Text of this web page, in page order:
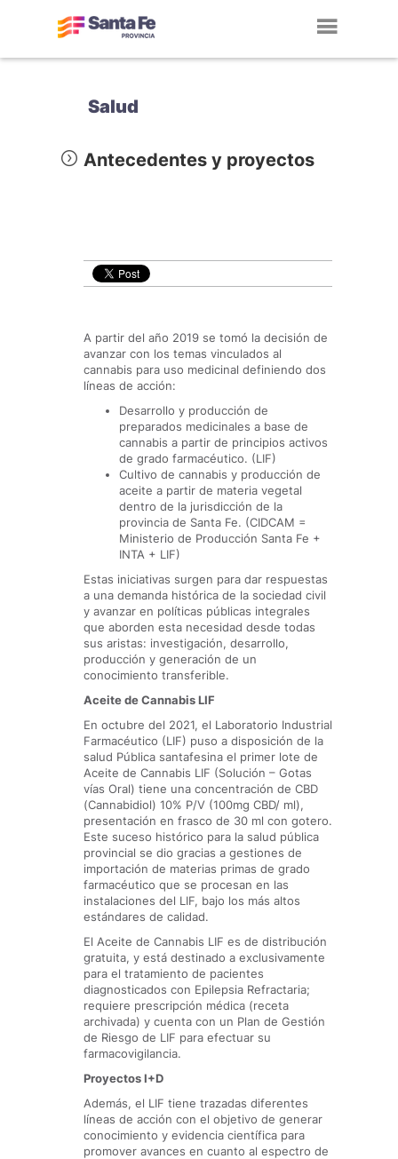
Salud
Antecedentes y proyectos
A partir del año 2019 se tomó la decisión de
avanzar con los temas vinculados al
cannabis para uso medicinal definiendo dos
líneas de acción:
Desarrollo y producción de
preparados medicinales a base de
cannabis a partir de principios activos
de grado farmacéutico. (LIF)
Cultivo de cannabis y producción de
aceite a partir de materia vegetal
dentro de la jurisdicción de la
provincia de Santa Fe. (CIDCAM =
Ministerio de Producción Santa Fe +
INTA + LIF)
Estas iniciativas surgen para dar respuestas
a una demanda histórica de la sociedad civil
y avanzar en políticas públicas integrales
que aborden esta necesidad desde todas
sus aristas: investigación, desarrollo,
producción y generación de un
conocimiento transferible.
Aceite de Cannabis LIF
En octubre del 2021, el Laboratorio Industrial
Farmacéutico (LIF) puso a disposición de la
salud Pública santafesina el primer lote de
Aceite de Cannabis LIF (Solución – Gotas
vías Oral) tiene una concentración de CBD
(Cannabidiol) 10% P/V (100mg CBD/ ml),
presentación en frasco de 30 ml con gotero.
Este suceso histórico para la salud pública
provincial se dio gracias a gestiones de
importación de materias primas de grado
farmacéutico que se procesan en las
instalaciones del LIF, bajo los más altos
estándares de calidad.
El Aceite de Cannabis LIF es de distribución
gratuita, y está destinado a exclusivamente
para el tratamiento de pacientes
diagnosticados con Epilepsia Refractaria;
requiere prescripción médica (receta
archivada) y cuenta con un Plan de Gestión
de Riesgo de LIF para efectuar su
farmacovigilancia.
Proyectos I+D
Además, el LIF tiene trazadas diferentes
líneas de acción con el objetivo de generar
conocimiento y evidencia científica para
promover avances en cuanto al espectro de